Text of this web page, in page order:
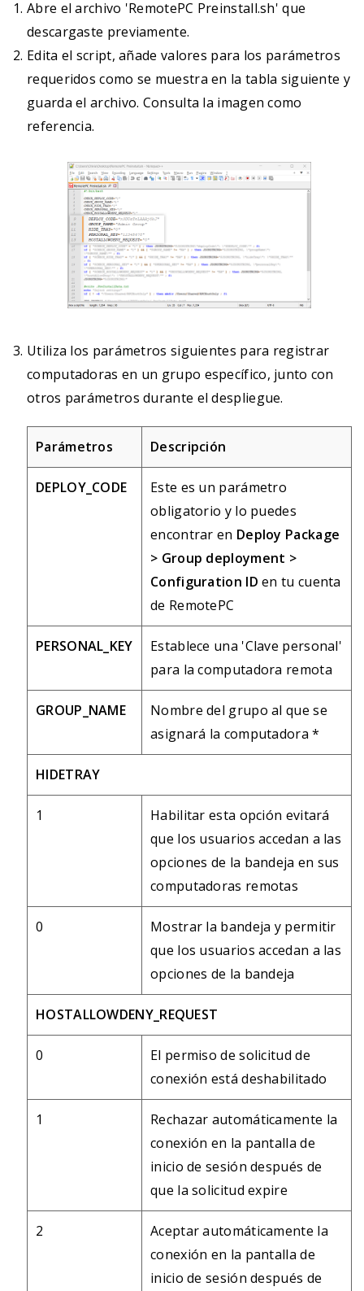
Abre el archivo 'RemotePC Preinstall.sh' que
descargaste previamente.
Edita el script, añade valores para los parámetros
requeridos como se muestra en la tabla siguiente y
guarda el archivo. Consulta la imagen como
referencia.
Utiliza los parámetros siguientes para registrar
computadoras en un grupo específico, junto con
otros parámetros durante el despliegue.
Parámetros Descripción
DEPLOY_CODE
Este es un parámetro
obligatorio y lo puedes
encontrar en Deploy Package
> Group deployment >
Configuration ID en tu cuenta
de RemotePC
PERSONAL_KEY
Establece una 'Clave personal'
para la computadora remota
GROUP_NAME
Nombre del grupo al que se
asignará la computadora *
HIDETRAY
1
Habilitar esta opción evitará
que los usuarios accedan a las
opciones de la bandeja en sus
computadoras remotas
0
Mostrar la bandeja y permitir
que los usuarios accedan a las
opciones de la bandeja
HOSTALLOWDENY_REQUEST
0
El permiso de solicitud de
conexión está deshabilitado
1
Rechazar automáticamente la
conexión en la pantalla de
inicio de sesión después de
que la solicitud expire
2
Aceptar automáticamente la
conexión en la pantalla de
inicio de sesión después de